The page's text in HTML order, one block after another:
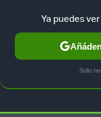
TESLA UBER
Ya puedes
Solo